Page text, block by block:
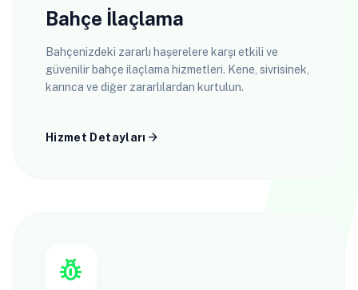
Bahçe İlaçlama
Bahçenizdeki zararlı haşerelere karşı etkili ve
güvenilir bahçe ilaçlama hizmetleri. Kene, sivrisinek,
karınca ve diğer zararlılardan kurtulun.
Hizmet Detayları arrow_forward
pest_control